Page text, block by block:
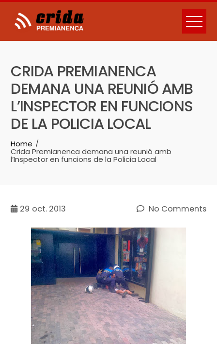
Skip
content
CRIDA PREMIANENCA
DEMANA UNA REUNIÓ AMB
L’INSPECTOR EN FUNCIONS
DE LA POLICIA LOCAL
Home
Crida Premianenca demana una reunió amb
l’Inspector en funcions de la Policia Local
29 oct. 2013 No Comments